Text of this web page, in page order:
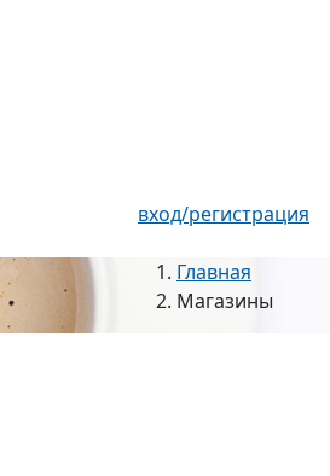
вход/регистрация
Главная
Магазины